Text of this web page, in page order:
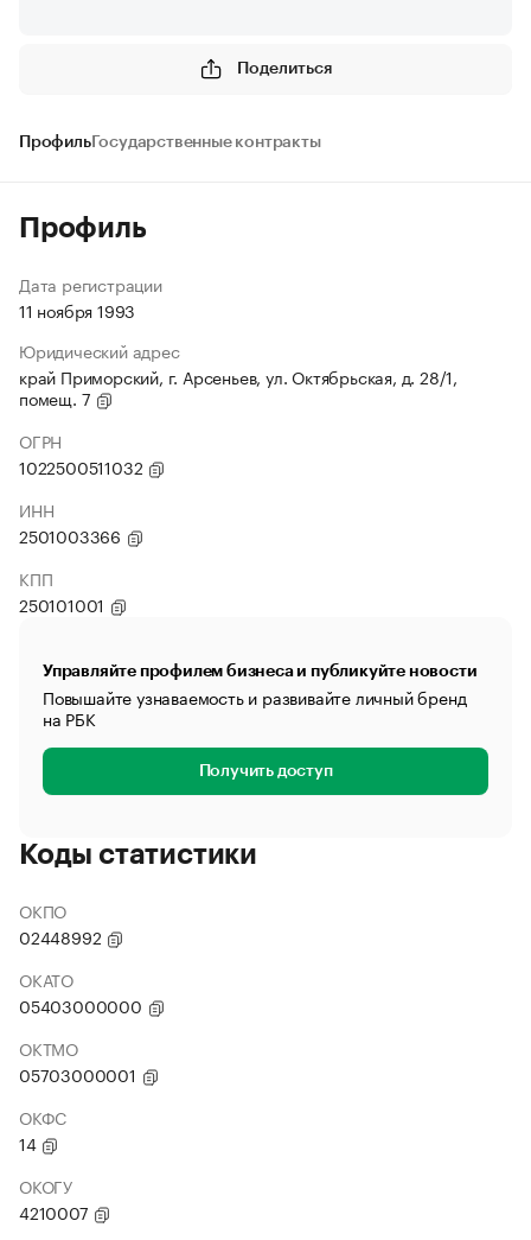
Поделиться
ПрофильГосударственные контракты
Профиль
Дата регистрации
11 ноября 1993
Юридический адрес
край Приморский, г. Арсеньев, ул. Октябрьская, д. 28/1,
помещ. 7
ОГРН
1022500511032
ИНН
2501003366
КПП
250101001
Управляйте профилем бизнеса и публикуйте новости
Повышайте узнаваемость и развивайте личный бренд
на РБК
Получить доступ
Коды статистики
ОКПО
02448992
ОКАТО
05403000000
ОКТМО
05703000001
ОКФС
14
ОКОГУ
4210007